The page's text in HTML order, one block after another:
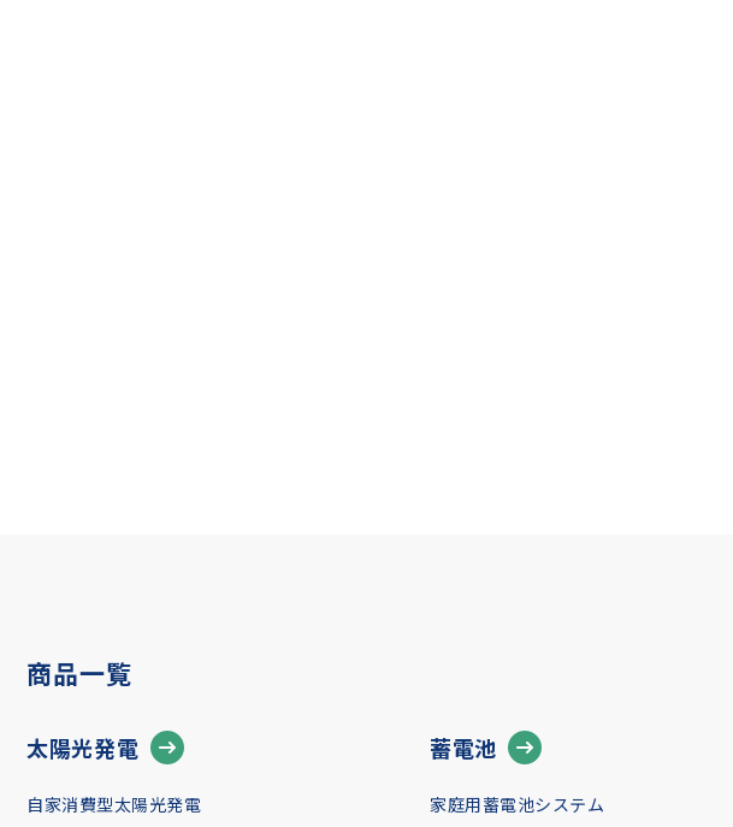
商品一覧
太陽光発電
自家消費型太陽光発電
蓄電池
家庭用蓄電池システム